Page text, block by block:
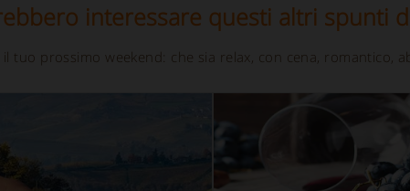
interessare questi altri spunti
tuo prossimo weekend: che sia relax, con cena, romantico,